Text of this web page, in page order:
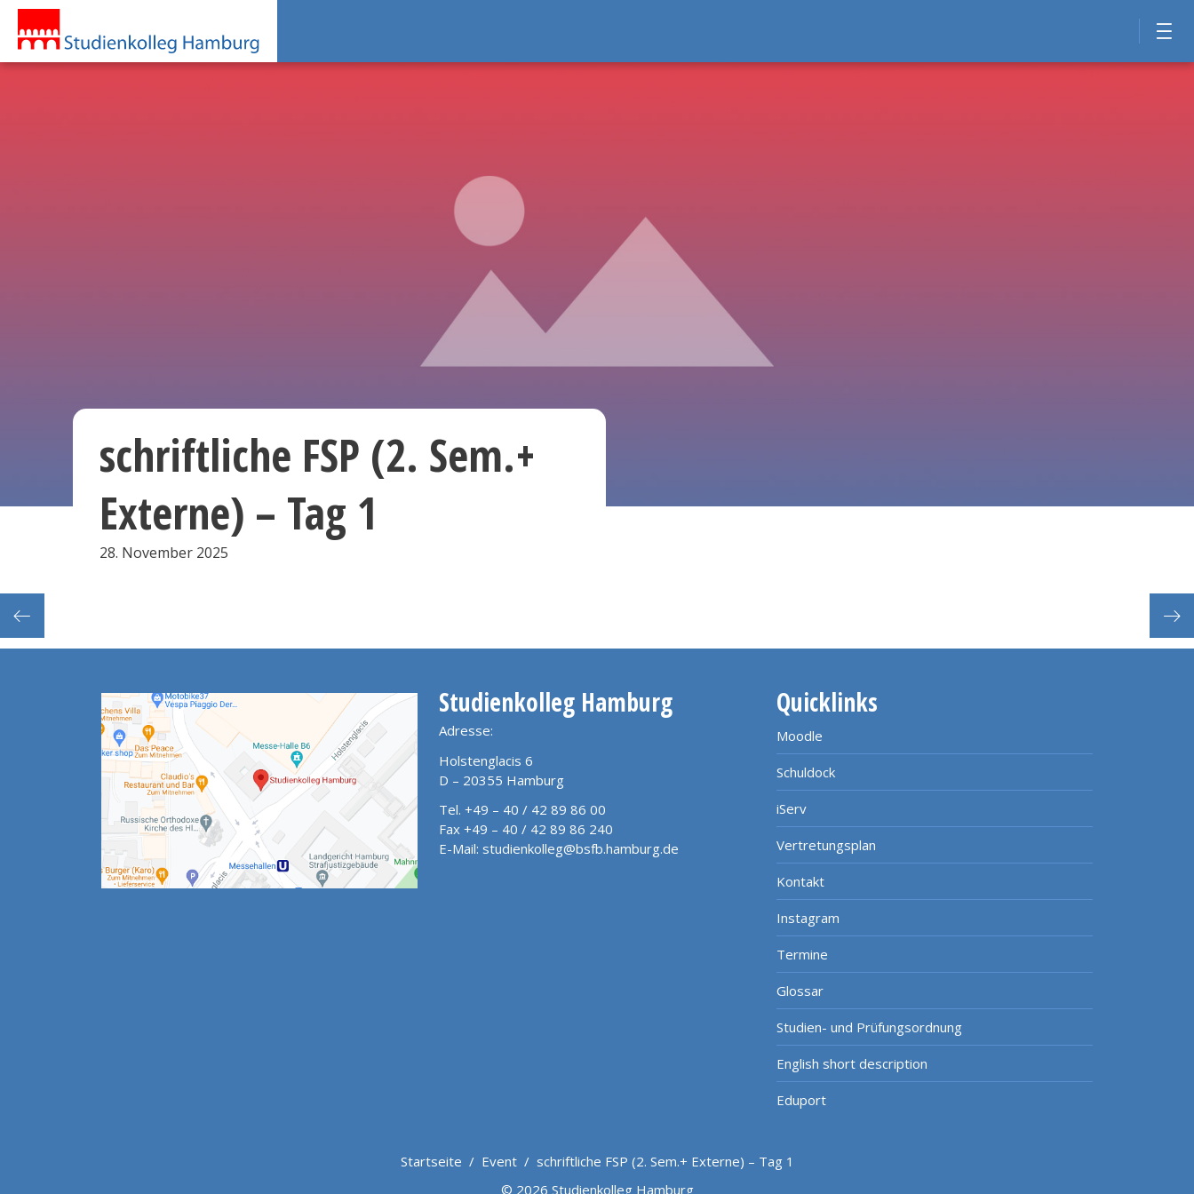
3
schriftliche FSP (2. Sem.+
Externe) – Tag 1
28. November 2025
Studienkolleg Hamburg
Adresse:
Holstenglacis 6
D – 20355 Hamburg
Tel. +49 – 40 / 42 89 86 00
Fax +49 – 40 / 42 89 86 240
E-Mail: studienkolleg@bsfb.hamburg.de
Quicklinks
Moodle
Schuldock
iServ
Vertretungsplan
Kontakt
Instagram
Termine
Glossar
Studien- und Prüfungsordnung
English short description
Eduport
Startseite / Event/ schriftliche FSP (2. Sem.+ Externe) – Tag 1
© 2026 Studienkolleg Hamburg